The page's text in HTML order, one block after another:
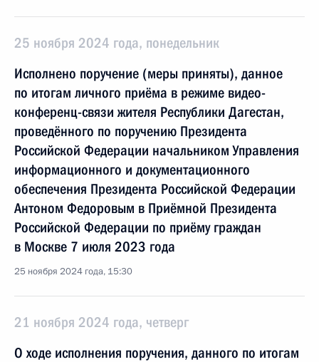
25 ноября 2024 года, понедельник
Исполнено поручение (меры приняты), данное
по итогам личного приёма в режиме видео-
конференц-связи жителя Республики Дагестан,
проведённого по поручению Президента
Российской Федерации начальником Управления
информационного и документационного
обеспечения Президента Российской Федерации
Антоном Федоровым в Приёмной Президента
Российской Федерации по приёму граждан
в Москве 7 июля 2023 года
25 ноября 2024 года, 15:30
21 ноября 2024 года, четверг
О ходе исполнения поручения, данного по итогам